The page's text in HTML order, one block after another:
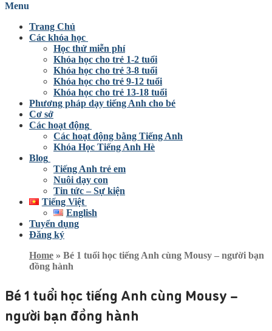
Menu
Trang Chủ
Các khóa học
Học thử miễn phí
Khóa học cho trẻ 1-2 tuổi
Khóa học cho trẻ 3-8 tuổi
Khóa học cho trẻ 9-12 tuổi
Khóa học cho trẻ 13-18 tuổi
Phương pháp dạy tiếng Anh cho bé
Cơ sở
Các hoạt động
Các hoạt động bằng Tiếng Anh
Khóa Học Tiếng Anh Hè
Blog
Tiếng Anh trẻ em
Nuôi dạy con
Tin tức – Sự kiện
Tiếng Việt
English
Tuyển dụng
Đăng ký
Home » Bé 1 tuổi học tiếng Anh cùng Mousy – người bạn
đồng hành
Bé 1 tuổi học tiếng Anh cùng Mousy –
người bạn đồng hành